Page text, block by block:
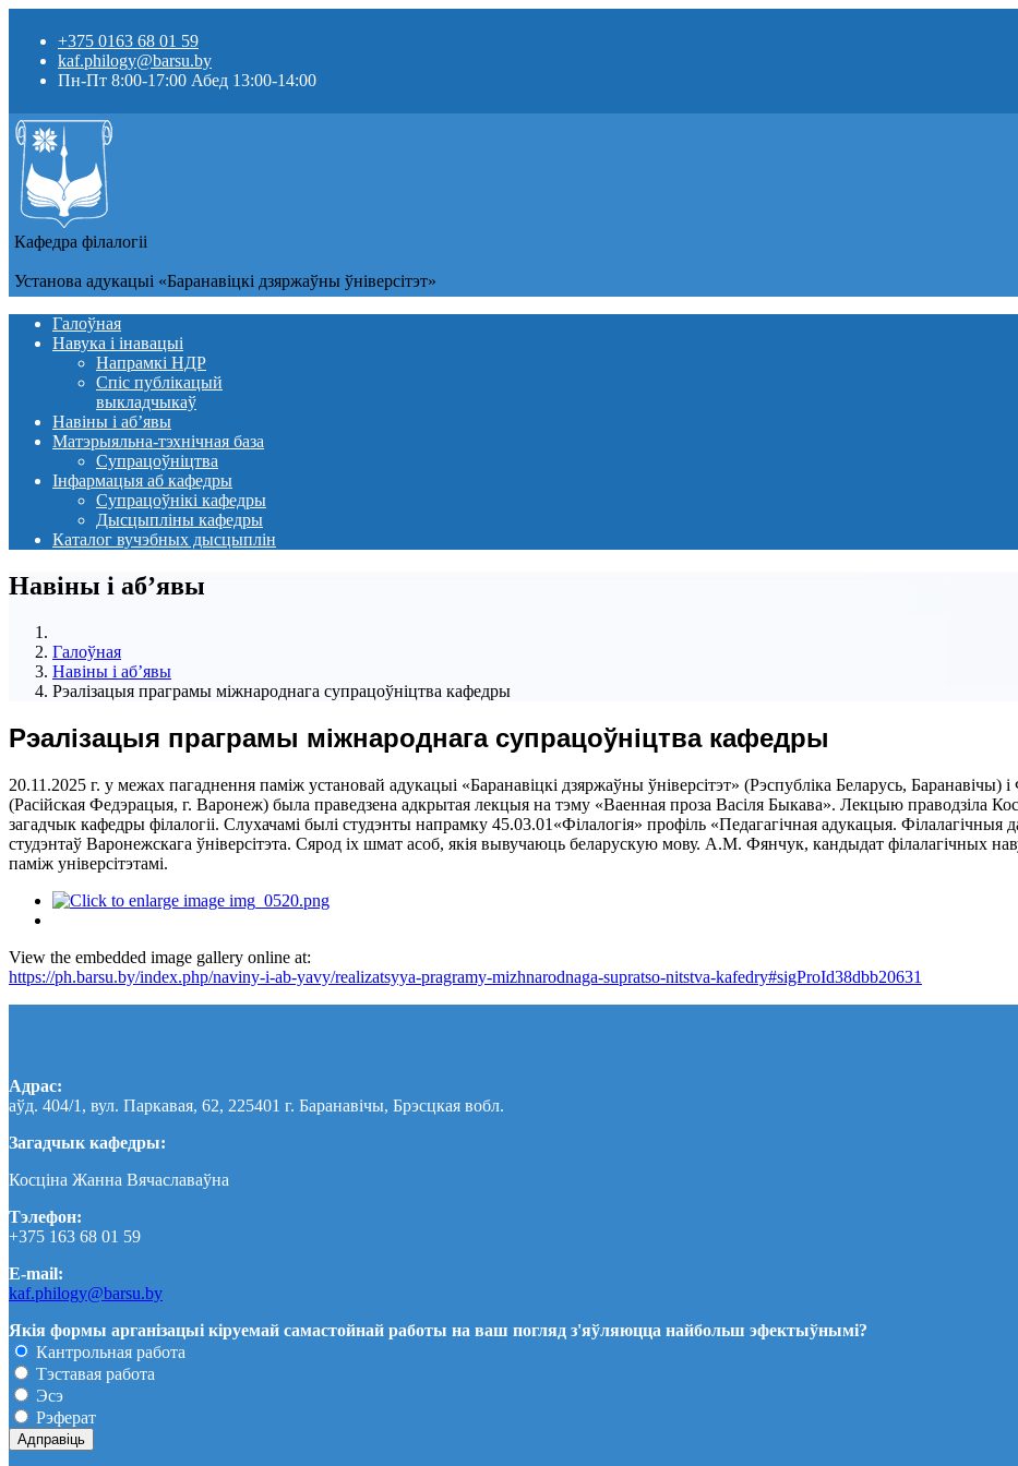
+375 0163 68 01 59
kaf.philogy@barsu.by
Пн-Пт 8:00-17:00 Абед 13:00-14:00
Кафедра фiлалогii
Установа адукацыi «Баранавіцкі дзяржаўны ўніверсітэт»
Галоўная
Навука і інавацыі
Напрамкі НДР
Спіс публікацый
выкладчыкаў
Навіны i аб’явы
Матэрыяльна-тэхнічная база
Супрацоўніцтва
Інфармацыя аб кафедры
Супрацоўнікі кафедры
Дысцыпліны кафедры
Каталог вучэбных дысцыплін
Навіны i аб’явы
Галоўная
Навіны i аб’явы
Рэалізацыя праграмы міжнароднага супрацоўніцтва кафедры
Рэалізацыя праграмы міжнароднага супрацоўніцтва кафедры
20.11.2025 г. у межах пагаднення паміж установай адукацыі «Баранавіцкі дзяржаўны ўніверсітэт» (Рэспубліка Беларусь,
(Расійская Федэрацыя, г. Варонеж) была праведзена адкрытая лекцыя на тэму «Ваенная проза Васіля Быкава». Лекцыю праводзіла
загадчык кафедры філалогіі. Слухачамі былі студэнты напрамку 45.03.01«Філалогія» профіль «Педагагічная адукацыя. Філалагічныя
студэнтаў Варонежскага ўніверсітэта. Сярод іх шмат асоб, якія вывучаюць беларускую мову. А.М. Фянчук, кандыдат філалагічных
паміж універсітэтамі.
View the embedded image gallery online at:
https://ph.barsu.by/index.php/naviny-i-ab-yavy/realizatsyya-pragramy-mizhnarodnaga-supratso-nitstva-kafedry#sigProId38dbb20631
Адрас:
аўд. 404/1, вул. Паркавая, 62, 225401 г. Баранавічы, Брэсцкая вобл.
Загадчык кафедры:
Косціна Жанна Вячаславаўна
Тэлефон:
+375 163 68 01 59
E-mail:
kaf.philogy@barsu.by
Якія формы арганізацыі кіруемай самастойнай работы на ваш погляд з'яўляюцца найбольш эфектыўнымі?
Кантрольная работа
Тэставая работа
Эсэ
Рэферат